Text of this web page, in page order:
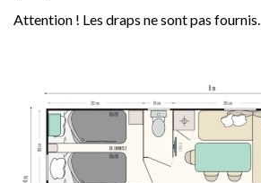
Attention ! Les draps ne sont pas fournis.